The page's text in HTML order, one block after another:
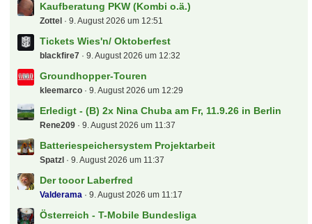
Kaufberatung PKW (Kombi o.ä.)
Zottel 9. August 2026 um 12:51
Tickets Wies'n/ Oktoberfest
blackfire7 9. August 2026 um 12:32
Groundhopper-Touren
kleemarco 9. August 2026 um 12:29
Erledigt - (B) 2x Nina Chuba am Fr, 11.9.26 in Berlin
Rene209 9. August 2026 um 11:37
Batteriespeichersystem Projektarbeit
Spatzl 9. August 2026 um 11:37
Der tooor Laberfred
Valderama 9. August 2026 um 11:17
Österreich - T-Mobile Bundesliga